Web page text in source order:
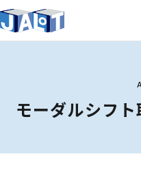
モーダルシフ